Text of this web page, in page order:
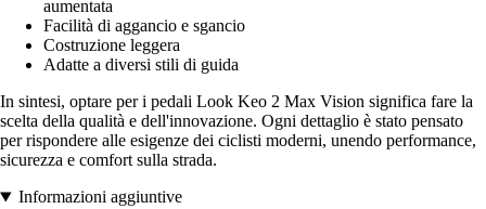
aumentata
Facilità di aggancio e sgancio
Costruzione leggera
Adatte a diversi stili di guida
In sintesi, optare per i pedali Look Keo 2 Max Vision significa fare la
scelta della qualità e dell'innovazione. Ogni dettaglio è stato pensato
per rispondere alle esigenze dei ciclisti moderni, unendo performance,
sicurezza e comfort sulla strada.
Informazioni aggiuntive